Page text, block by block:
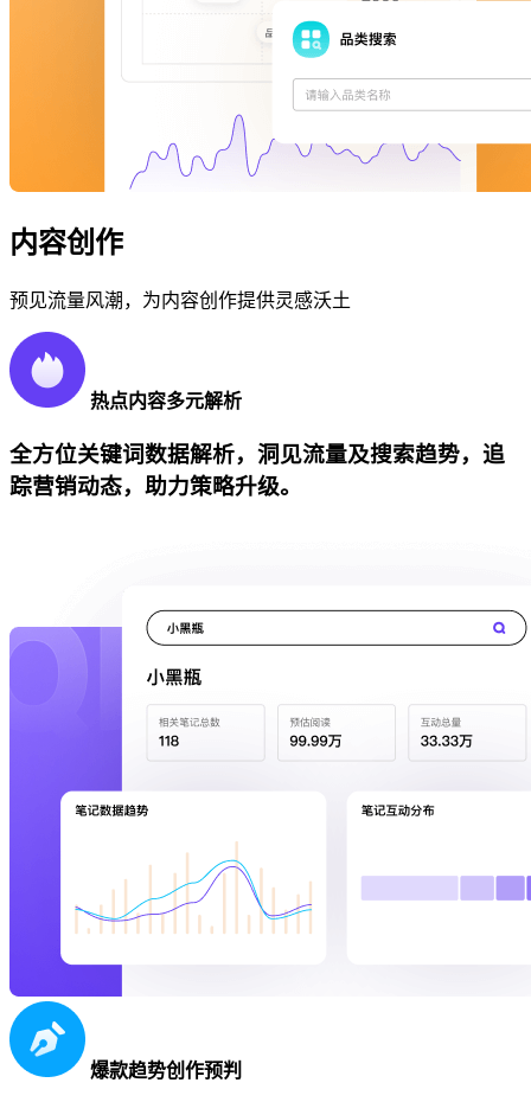
内容创作
预见流量风潮，为内容创作提供灵感沃土
热点内容多元解析
全方位关键词数据解析，洞见流量及搜索趋势，追
踪营销动态，助力策略升级。
爆款趋势创作预判